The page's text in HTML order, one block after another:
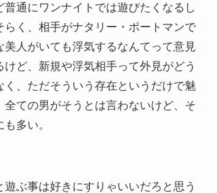
普通にワンナイトでは遊びたくなるし
らく、相手がナタリー・ポートマンで
美人がいても浮気するなんてって意見
けど、新規や浮気相手って外見がどう
く、ただそういう存在というだけで魅
ての男がそうとは言わないけど、そ
多い。
ぶ事は好きにすりゃいいだろと思う